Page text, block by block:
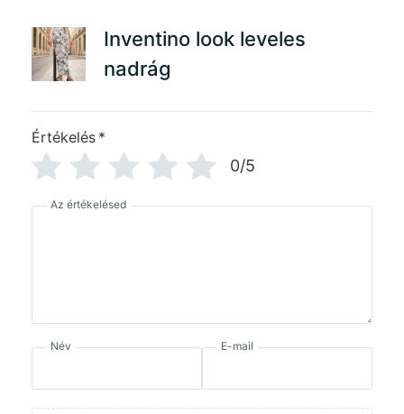
Inventino look leveles
nadrág
Értékelés *
0/5
Az értékelésed
Név E-mail